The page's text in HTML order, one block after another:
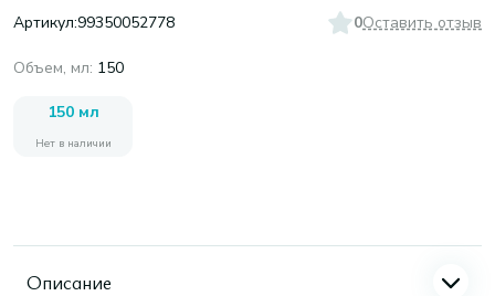
Артикул:99350052778 0Оставить отзыв
Объем, мл: 150
150 мл
Нет в наличии
Описание